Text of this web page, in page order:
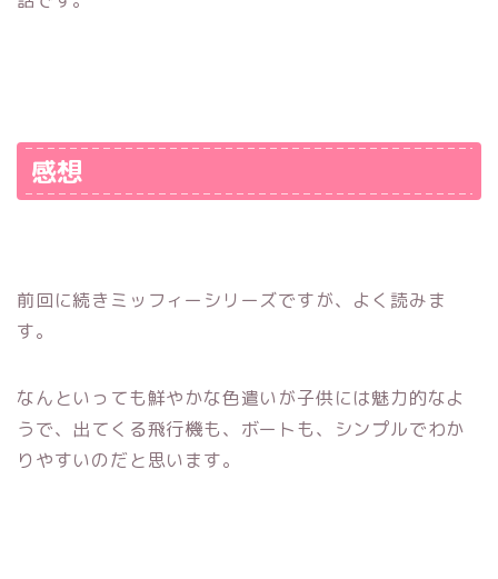
感想
前回に続きミッフィーシリーズですが、よく読みま
す。
なんといっても鮮やかな色遣いが子供には魅力的なよ
うで、出てくる飛行機も、ボートも、シンプルでわか
りやすいのだと思います。